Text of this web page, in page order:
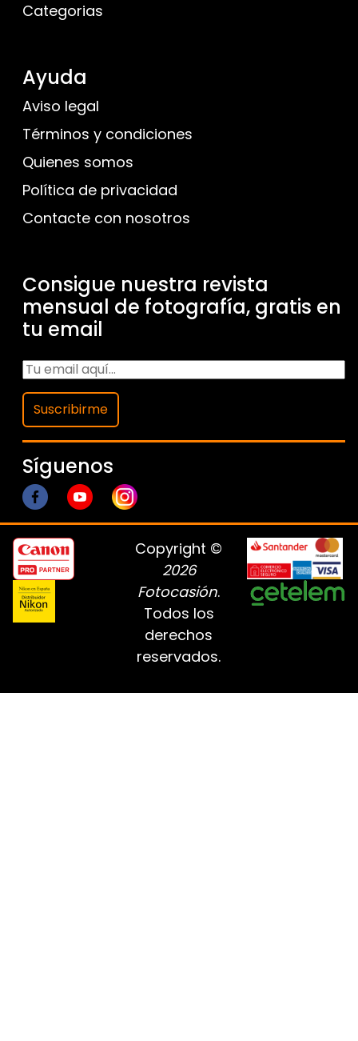
Categorias
Ayuda
Aviso legal
Términos y condiciones
Quienes somos
Política de privacidad
Contacte con nosotros
Consigue nuestra revista
mensual de fotografía, gratis en
tu email
Suscribirme
Síguenos
Copyright ©
2026
Fotocasión.
Todos los
derechos
reservados.